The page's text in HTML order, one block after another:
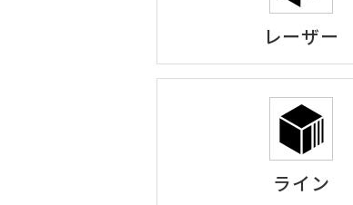
レーザー
ライン